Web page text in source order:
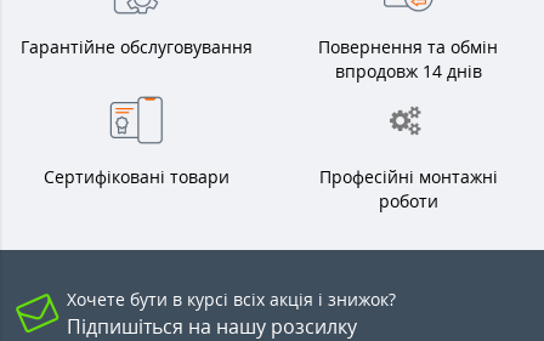
Гарантійне обслуговування
Повернення та обмін
впродовж 14 днів
Сертифіковані товари
Професійні монтажні
роботи
Хочете бути в курсі всіх акція і знижок?
Підпишіться на нашу розсилку